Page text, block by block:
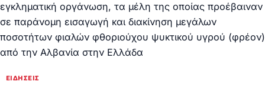
εγκληματική οργάνωση, τα μέλη της οποίας προέβαιναν
σε παράνομη εισαγωγή και διακίνηση μεγάλων
ποσοτήτων φιαλών φθοριούχου ψυκτικού υγρού (φρέον)
από την Αλβανία στην Ελλάδα
ΕΙΔΉΣΕΙΣ